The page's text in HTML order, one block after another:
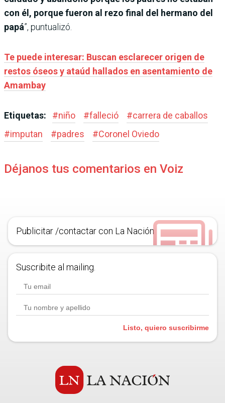
con él, porque fueron al rezo final del hermano del
papá”, puntualizó.
Te puede interesar: Buscan esclarecer origen de
restos óseos y ataúd hallados en asentamiento de
Amambay
Etiquetas: #niño #falleció #carrera de caballos
#imputan #padres #Coronel Oviedo
Déjanos tus comentarios en Voiz
Publicitar /contactar con La Nación
Suscribite al mailing.
Listo, quiero suscribirme